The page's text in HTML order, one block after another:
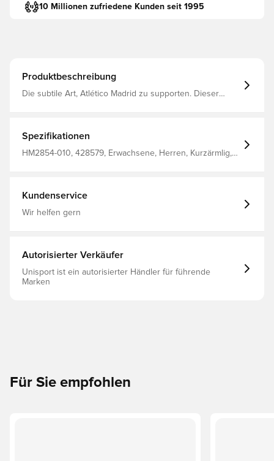
10 Millionen zufriedene Kunden seit 1995
Produktbeschreibung
Die subtile Art, Atlético Madrid zu supporten. Dieser
Spezifikationen
HM2854-010, 428579, Erwachsene, Herren, Kurzärmlig,
Kundenservice
Wir helfen gern
Autorisierter Verkäufer
Unisport ist ein autorisierter Händler für führende
Marken
Für Sie empfohlen